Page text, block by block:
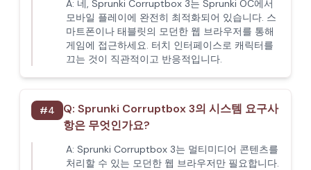
A: 네, Sprunki Corruptbox 3는 Sprunki OC에서
모바일 플레이에 완전히 최적화되어 있습니다. 스
마트폰이나 태블릿의 모던한 웹 브라우저를 통해
게임에 접근하세요. 터치 인터페이스로 캐릭터를
끄는 것이 직관적이고 반응적입니다.
#4 Q: Sprunki Corruptbox 3의 시스템 요구사
항은 무엇인가요?
A: Sprunki Corruptbox 3는 멀티미디어 콘텐츠를
처리할 수 있는 모던한 웹 브라우저만 필요합니다.